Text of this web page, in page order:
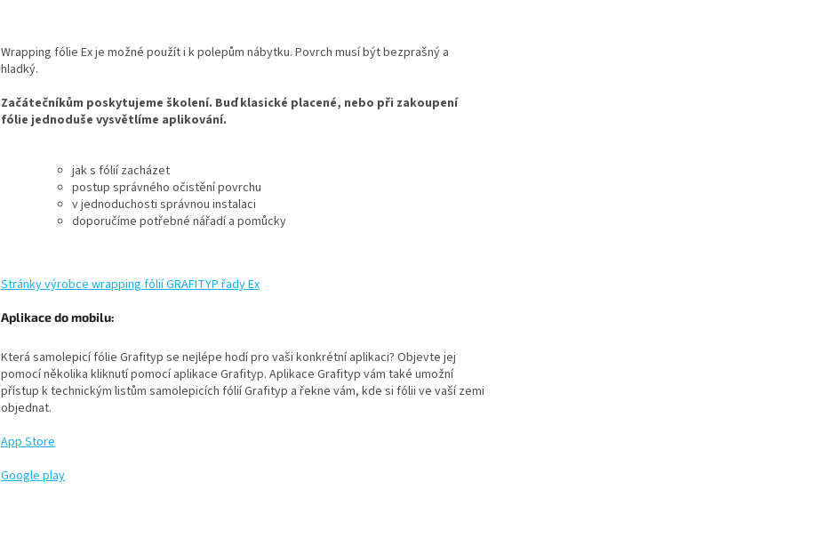
Wrapping fólie Ex je možné použít i k polepům nábytku. Povrch musí být bezprašný a
hladký.
Začátečníkům poskytujeme školení. Buď klasické placené, nebo při zakoupení
fólie jednoduše vysvětlíme aplikování.
jak s fólií zacházet
postup správného očistění povrchu
v jednoduchosti správnou instalaci
doporučíme potřebné nářadí a pomůcky
Stránky výrobce wrapping fólií GRAFITYP řady Ex
Aplikace do mobilu:
Která samolepicí fólie Grafityp se nejlépe hodí pro vaši konkrétní aplikaci? Objevte jej
pomocí několika kliknutí pomocí aplikace Grafityp. Aplikace Grafityp vám také umožní
přístup k technickým listům samolepicích fólií Grafityp a řekne vám, kde si fólii ve vaší zemi
objednat.
App Store
Google play